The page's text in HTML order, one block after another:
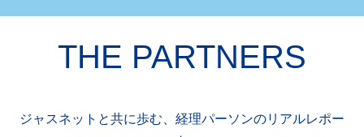
社是は「利他」稲盛和夫
営哲学。
THE PARTNERS
ジャスネットと共に歩む、経理パーソンのリアルレポー